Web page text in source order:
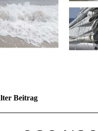
Beitrag